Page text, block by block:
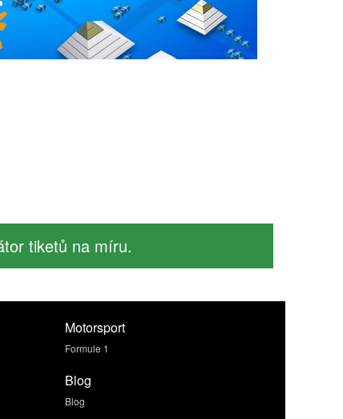
tiketů na míru.
Motorsport
Formule 1
Blog
Blog